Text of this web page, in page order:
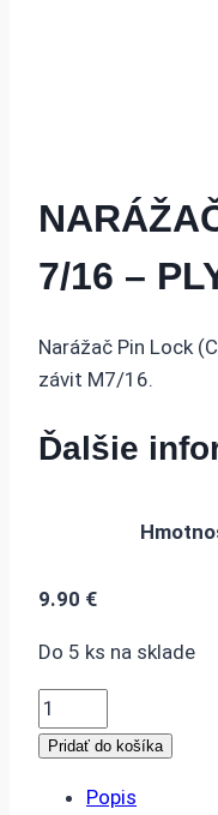
7/16 –
Narážač Pin Lock
závit M7/16.
Ďalšie
9.90 €
Do 5 ks na sklade
množstvo
NARÁŽAČ
LOCK
Pridať do košíka
Popis